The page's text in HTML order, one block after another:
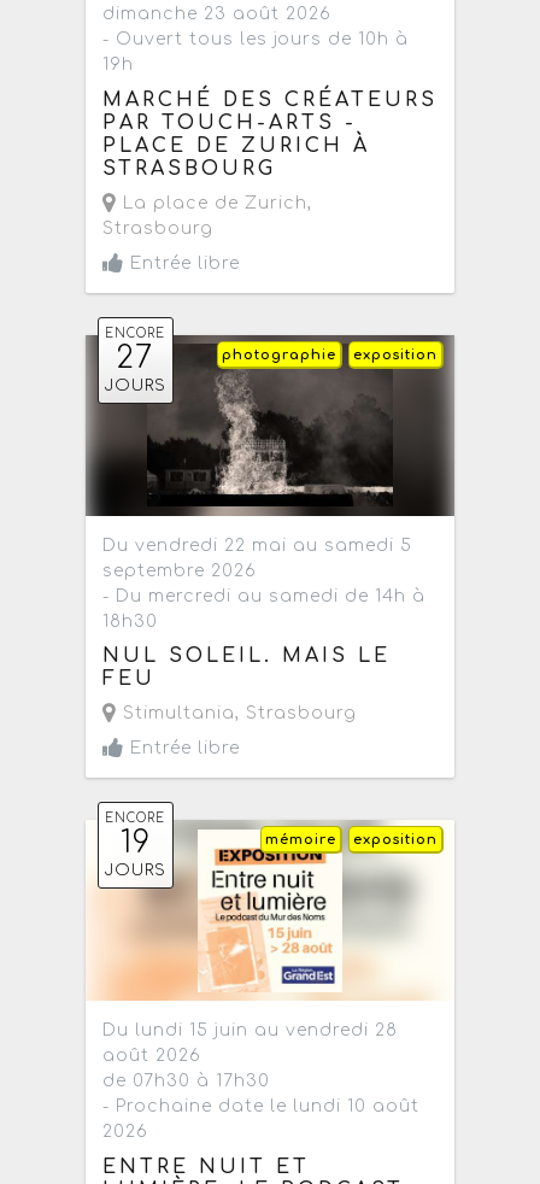
dimanche 23 août 2026
- Ouvert tous les jours de 10h à
19h
MARCHÉ DES CRÉATEURS
PAR TOUCH-ARTS -
PLACE DE ZURICH À
STRASBOURG
La place de Zurich,
Strasbourg
Entrée libre
ENCORE
27
JOURS
exposition
photographie
Du vendredi 22 mai au samedi 5
septembre 2026
- Du mercredi au samedi de 14h à
18h30
NUL SOLEIL. MAIS LE
FEU
Stimultania, Strasbourg
Entrée libre
ENCORE
19
JOURS
exposition
mémoire
Du lundi 15 juin au vendredi 28
août 2026
de 07h30 à 17h30
- Prochaine date le lundi 10 août
2026
ENTRE NUIT ET